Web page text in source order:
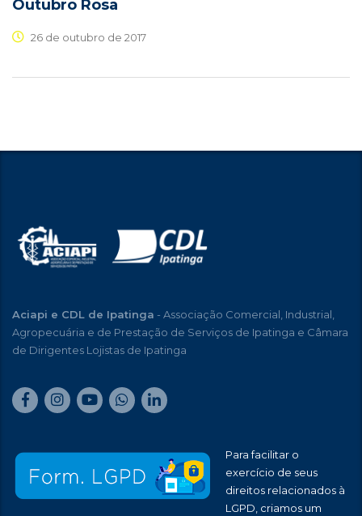
Outubro Rosa
26 de outubro de 2017
Aciapi e CDL de Ipatinga - Associação Comercial, Industrial,
Agropecuária e de Prestação de Serviços de Ipatinga e Câmara
de Dirigentes Lojistas de Ipatinga
Para facilitar o
exercício de seus
direitos relacionados à
LGPD, criamos um